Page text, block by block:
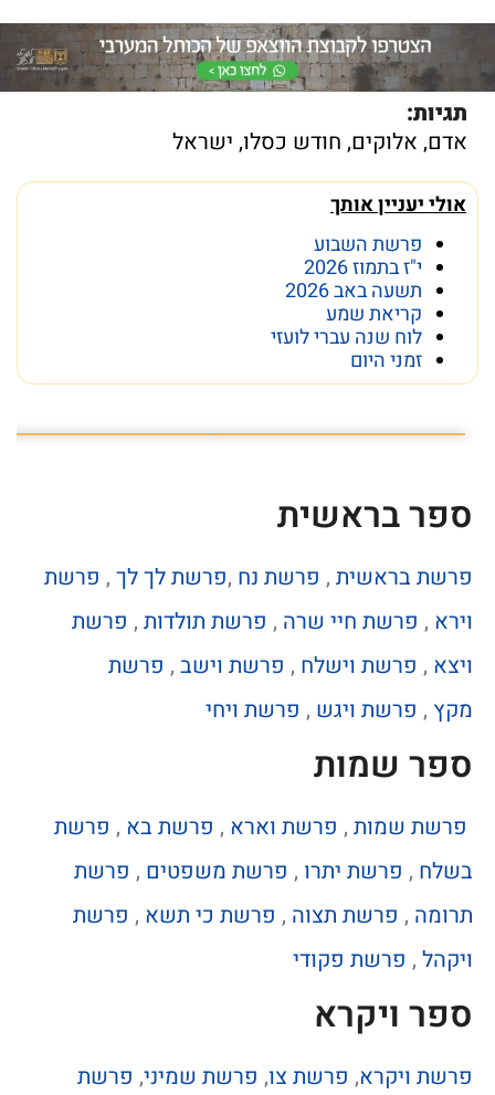
תגיות:
אדם, אלוקים, חודש כסלו, ישראל
אולי יעניין אותך
פרשת השבוע
י"ז בתמוז 2026
תשעה באב 2026
קריאת שמע
לוח שנה עברי לועזי
זמני היום
ספר בראשית
פרשת בראשית , פרשת נח ,פרשת לך לך , פרשת
וירא , פרשת חיי שרה , פרשת תולדות , פרשת
ויצא , פרשת וישלח , פרשת וישב , פרשת
מקץ , פרשת ויגש , פרשת ויחי
ספר שמות
פרשת שמות , פרשת וארא , פרשת בא , פרשת
בשלח , פרשת יתרו , פרשת משפטים , פרשת
תרומה , פרשת תצוה , פרשת כי תשא , פרשת
ויקהל , פרשת פקודי
ספר ויקרא
פרשת ויקרא, פרשת צו, פרשת שמיני, פרשת